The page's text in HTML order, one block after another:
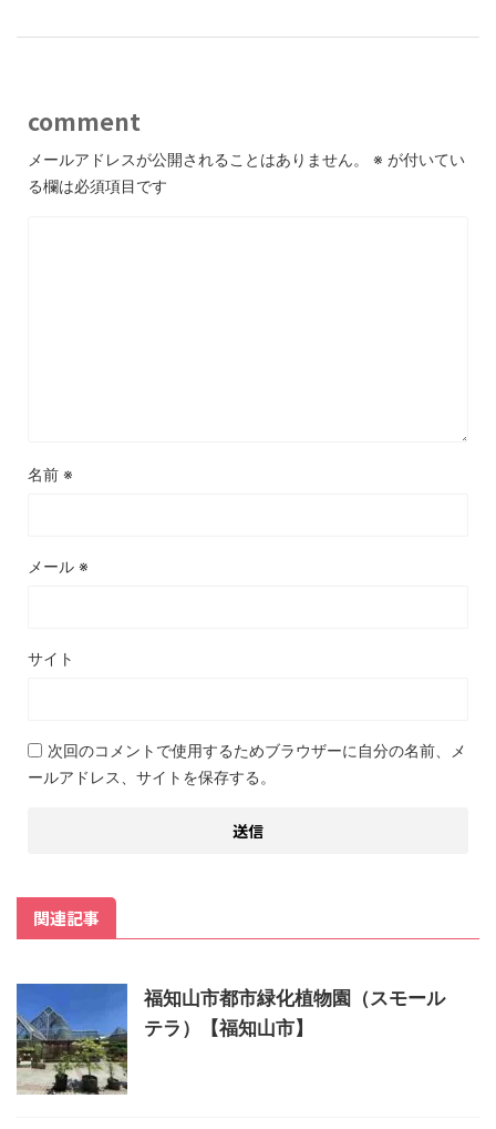
comment
メールアドレスが公開されることはありません。 ※ が付いてい
る欄は必須項目です
名前 ※
メール ※
サイト
次回のコメントで使用するためブラウザーに自分の名前、メ
ールアドレス、サイトを保存する。
関連記事
福知山市都市緑化植物園（スモール
テラ）【福知山市】